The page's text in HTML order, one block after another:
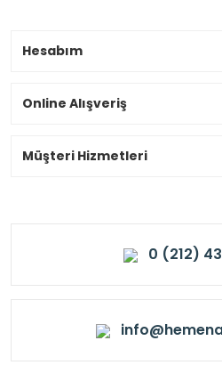
Hesabım
Online Alışveriş
Müşteri Hizmetleri
0 (212)